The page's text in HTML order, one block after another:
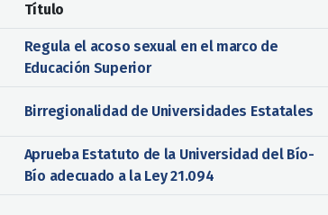
Título
Regula el acoso sexual en el marco de
Educación Superior
Birregionalidad de Universidades Estatales
Aprueba Estatuto de la Universidad del Bío-
Bío adecuado a la Ley 21.094